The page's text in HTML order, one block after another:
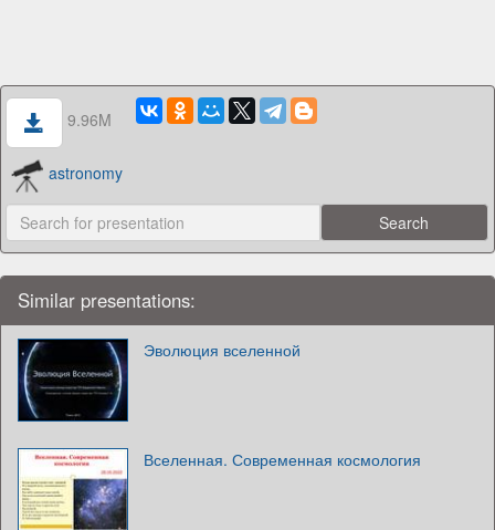
9.96M
astronomy
Similar presentations:
Эволюция вселенной
Вселенная. Современная космология